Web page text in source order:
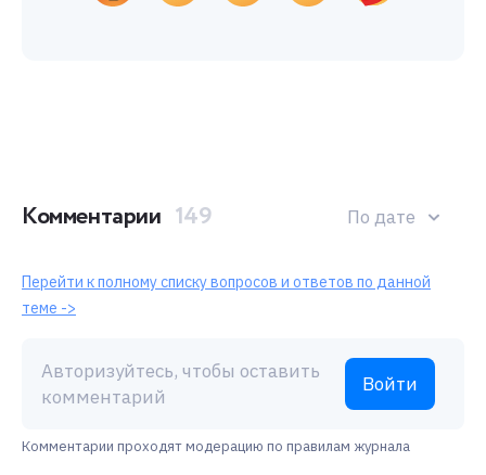
Комментарии 149 По дате
Перейти к полному списку вопросов и ответов по данной
теме ->
Авторизуйтесь, чтобы оставить
комментарий
Войти
Комментарии проходят модерацию по правилам журнала